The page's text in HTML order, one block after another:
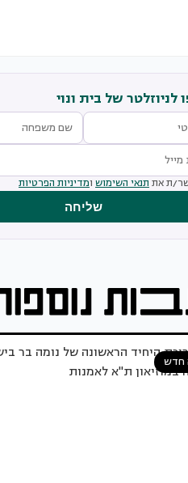
לניוזלטר של בית ונוי
ת את תנאי השימוש ומדיניות הפרטיות
שליחה
חדש